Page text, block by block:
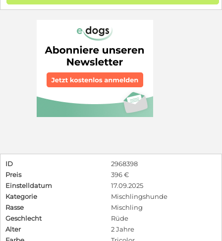
ID
2968398
Preis
396 €
Einstelldatum
17.09.2025
Kategorie
Mischlingshunde
Rasse
Mischling
Geschlecht
Rüde
Alter
2 Jahre